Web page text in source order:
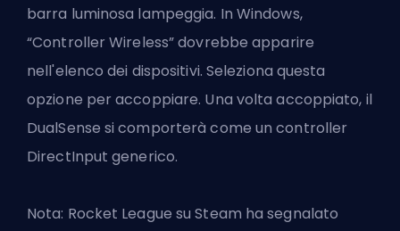
barra luminosa lampeggia. In Windows,
“Controller Wireless” dovrebbe apparire
nell'elenco dei dispositivi. Seleziona questa
opzione per accoppiare. Una volta accoppiato, il
DualSense si comporterà come un controller
DirectInput generico.
Nota: Rocket League su Steam ha segnalato